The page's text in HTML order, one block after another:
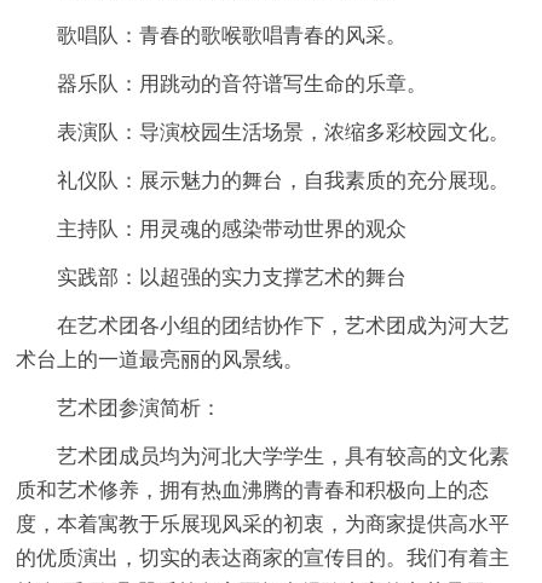
歌唱队：青春的歌喉歌唱青春的风采。
器乐队：用跳动的音符谱写生命的乐章。
表演队：导演校园生活场景，浓缩多彩校园文化。
礼仪队：展示魅力的舞台，自我素质的充分展现。
主持队：用灵魂的感染带动世界的观众
实践部：以超强的实力支撑艺术的舞台
在艺术团各小组的团结协作下，艺术团成为河大艺
术台上的一道最亮丽的风景线。
艺术团参演简析：
艺术团成员均为河北大学学生，具有较高的文化素
质和艺术修养，拥有热血沸腾的青春和积极向上的态
度，本着寓教于乐展现风采的初衷，为商家提供高水平
的优质演出，切实的表达商家的宣传目的。我们有着主